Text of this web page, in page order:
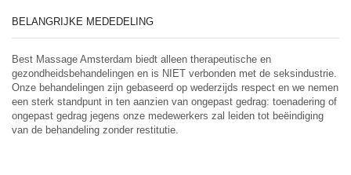
BELANGRIJKE MEDEDELING
Best Massage Amsterdam biedt alleen therapeutische en
gezondheidsbehandelingen en is NIET verbonden met de seksindustrie.
Onze behandelingen zijn gebaseerd op wederzijds respect en we nemen
een sterk standpunt in ten aanzien van ongepast gedrag: toenadering of
ongepast gedrag jegens onze medewerkers zal leiden tot beëindiging
van de behandeling zonder restitutie.